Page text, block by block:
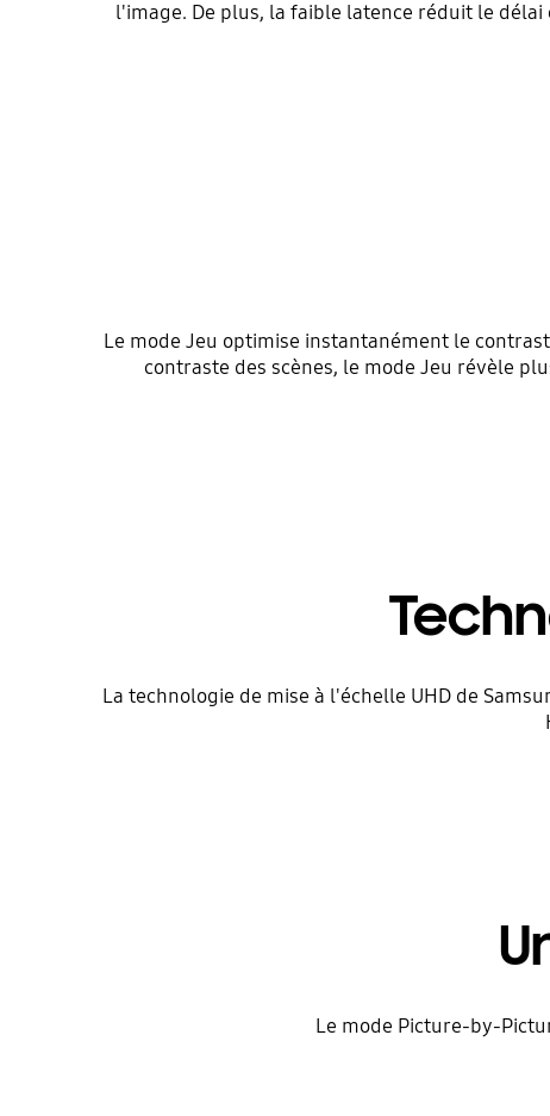
l'image. De plus, la faible latence réduit le
Le mode Jeu optimise instantanément le
contraste des scènes, le mode Jeu révèle
La technologie de mise à l'échelle UHD de
Le mode Picture-by-